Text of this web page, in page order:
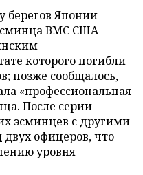
берегов Японии
ВМС США
которого погибли
позже сообщалось,
«профессиональная
После серии
эсминцев с другими
двух офицеров, что
уровня